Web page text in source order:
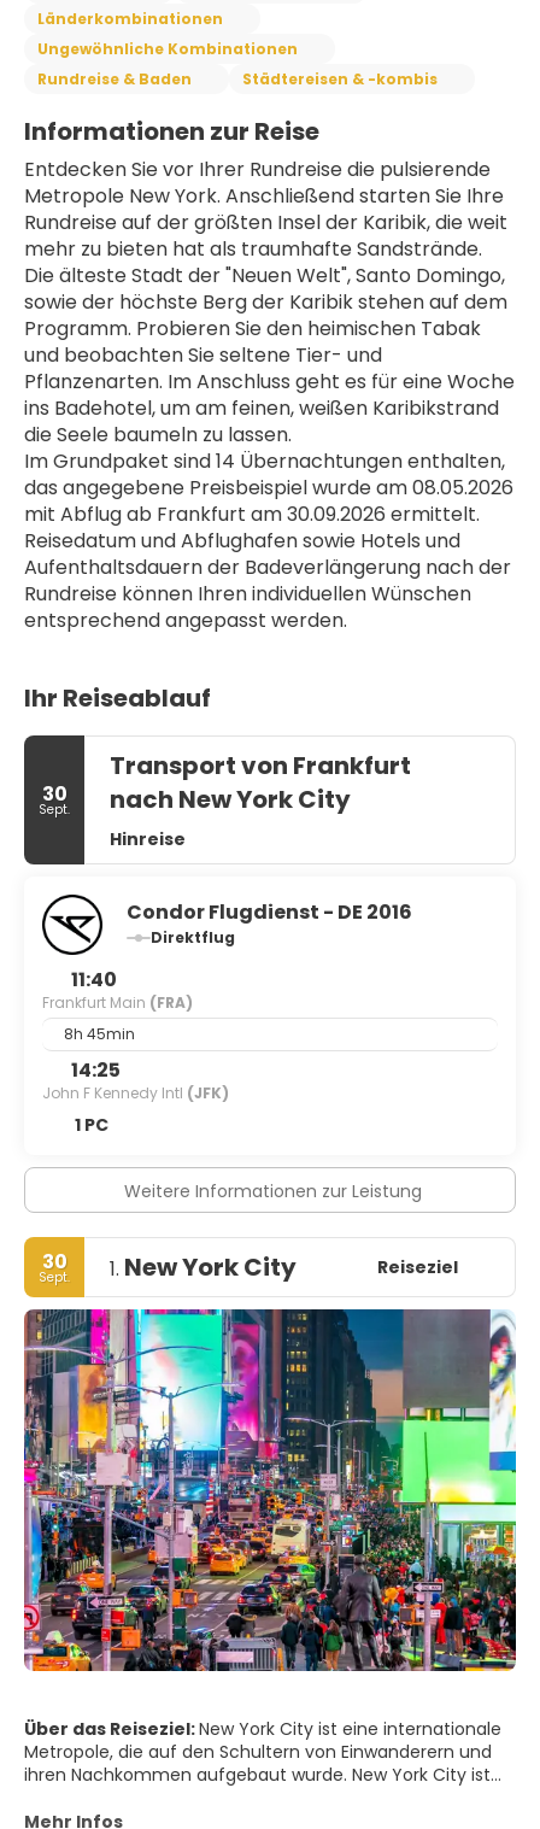
Länderkombinationen
Ungewöhnliche Kombinationen
Rundreise & Baden
Städtereisen & -kombis
Informationen zur Reise
Entdecken Sie vor Ihrer Rundreise die pulsierende
Metropole New York. Anschließend starten Sie Ihre
Rundreise auf der größten Insel der Karibik, die weit
mehr zu bieten hat als traumhafte Sandstrände.
Die älteste Stadt der "Neuen Welt", Santo Domingo,
sowie der höchste Berg der Karibik stehen auf dem
Programm. Probieren Sie den heimischen Tabak
und beobachten Sie seltene Tier- und
Pflanzenarten. Im Anschluss geht es für eine Woche
ins Badehotel, um am feinen, weißen Karibikstrand
die Seele baumeln zu lassen.
Im Grundpaket sind 14 Übernachtungen enthalten,
das angegebene Preisbeispiel wurde am 08.05.2026
mit Abflug ab Frankfurt am 30.09.2026 ermittelt.
Reisedatum und Abflughafen sowie Hotels und
Aufenthaltsdauern der Badeverlängerung nach der
Rundreise können Ihren individuellen Wünschen
entsprechend angepasst werden.
Ihr Reiseablauf
30
Sept.
Transport von Frankfurt
nach New York City
Hinreise
Condor Flugdienst - DE 2016
Direktflug
11:40
Frankfurt Main (FRA)
8h 45min
14:25
John F Kennedy Intl (JFK)
1 PC
Weitere Informationen zur Leistung
30
Sept. 1. New York City Reiseziel
Über das Reiseziel:New York City ist eine internationale
Metropole, die auf den Schultern von Einwanderern und
ihren Nachkommen aufgebaut wurde. New York City ist
empfängt jährlich mehr als 50 Millionen Besucher. Ihre
Mehr Infos